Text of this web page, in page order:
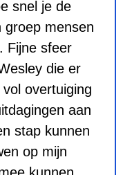
snel je de
groep mensen
Fijne sfeer
die er
overtuiging
aan
stap kunnen
op mijn